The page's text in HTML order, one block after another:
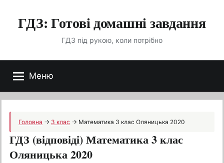
ГДЗ: Готові домашні завдання
ГДЗ під рукою, коли потрібно
Меню
Головна → 3 клас → Математика 3 клас Оляницька 2020
ГДЗ (відповіді) Математика 3 клас
Оляницька 2020